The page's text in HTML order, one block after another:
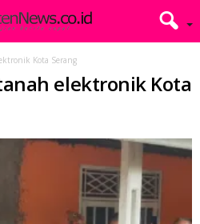
Kota Serang
elektronik Kota